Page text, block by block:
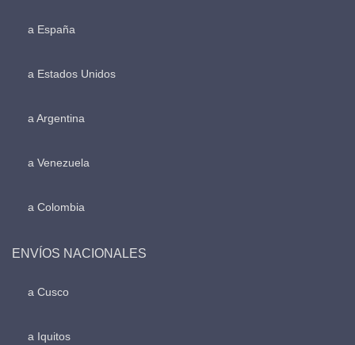
a España
a Estados Unidos
a Argentina
a Venezuela
a Colombia
ENVÍOS NACIONALES
a Cusco
a Iquitos